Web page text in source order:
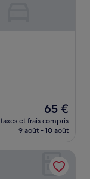
Le
nouveau
prix
de
65 €
65 €
taxes et frais compris
9 août - 10 août